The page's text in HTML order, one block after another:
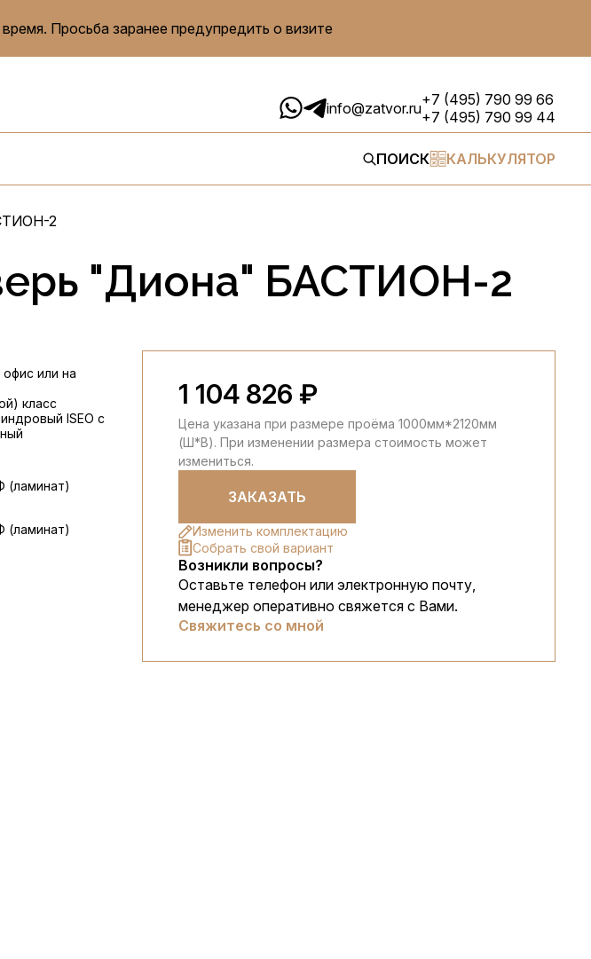
Просьба заранее предупредить о визите
info@zatvor.ru+7 (495) 790 99 66
+7 (495) 790 99 44
ПОИСК КАЛЬКУЛЯТОР
2
"Диона" БАСТИОН-2
или на
класс
ISEO с
(ламинат)
(ламинат)
1 104 826 ₽
Цена указана при размере проёма 1000мм*2120мм
(Ш*В). При изменении размера стоимость может
измениться.
ЗАКАЗАТЬ
Изменить комплектацию
Собрать свой вариант
Возникли вопросы?
Оставьте телефон или электронную почту,
менеджер оперативно свяжется с Вами.
Свяжитесь со мной